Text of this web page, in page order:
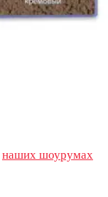
наших шоурумах